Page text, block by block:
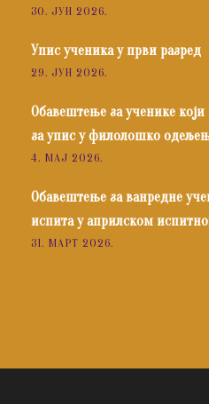
30. ЈУН 2026.
Упис ученика у први разред
29. ЈУН 2026.
Обавештење за ученике
за упис у филолошко
4. МАЈ 2026.
Обавештење за ванредне
испита у априлском
31. МАРТ 2026.